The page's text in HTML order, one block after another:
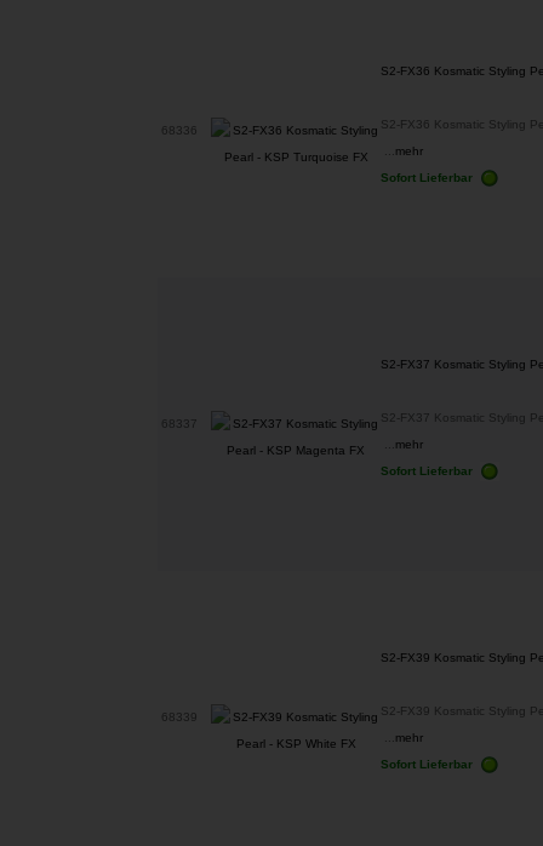
68336
S2-FX36 Kosmatic Styling
S2-FX36 Kosmatic Styling
mehr
Sofort Lieferbar
68337
S2-FX37 Kosmatic Styling
S2-FX37 Kosmatic Styling
mehr
Sofort Lieferbar
68339
S2-FX39 Kosmatic Styling
S2-FX39 Kosmatic Styling
mehr
Sofort Lieferbar